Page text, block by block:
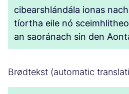
cibearshlándála ionas
tíortha eile nó
an saoránach sin den
Brødtekst (automatic